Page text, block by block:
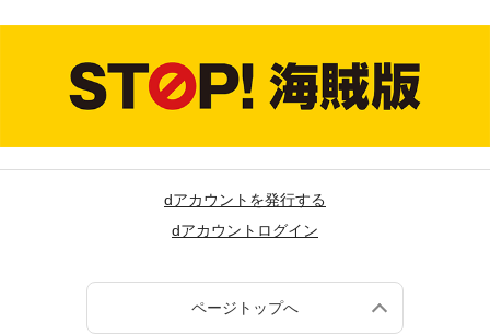
dアカウントを発行する
dアカウントログイン
ページトップへ